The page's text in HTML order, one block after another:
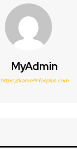
MyAdmin
https://kamerinfosplus.com